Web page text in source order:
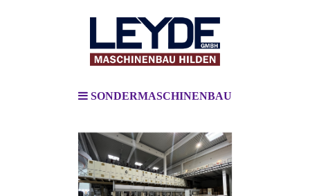
SONDERMASCHINENBAU